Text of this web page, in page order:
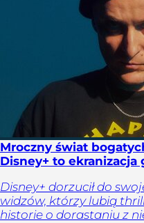
Mroczny świat
Disney+ to ekranizacja
Disney+ dorzucił do
widzów, którzy lubią
historie o dorastaniu z